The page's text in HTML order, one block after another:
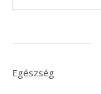
Egészség